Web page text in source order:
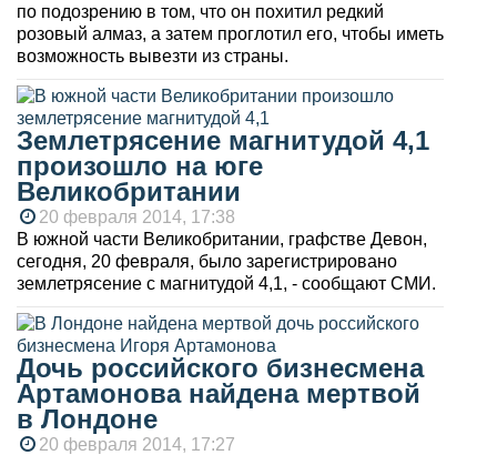
по подозрению в том, что он похитил редкий
розовый алмаз, а затем проглотил его, чтобы иметь
возможность вывезти из страны.
Землетрясение магнитудой 4,1
произошло на юге
Великобритании
20 февраля 2014, 17:38
В южной части Великобритании, графстве Девон,
сегодня, 20 февраля, было зарегистрировано
землетрясение с магнитудой 4,1, - сообщают СМИ.
Дочь российского бизнесмена
Артамонова найдена мертвой
в Лондоне
20 февраля 2014, 17:27